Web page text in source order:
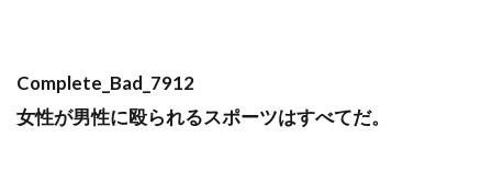
Complete_Bad_7912
女性が男性に殴られるスポーツはすべてだ。